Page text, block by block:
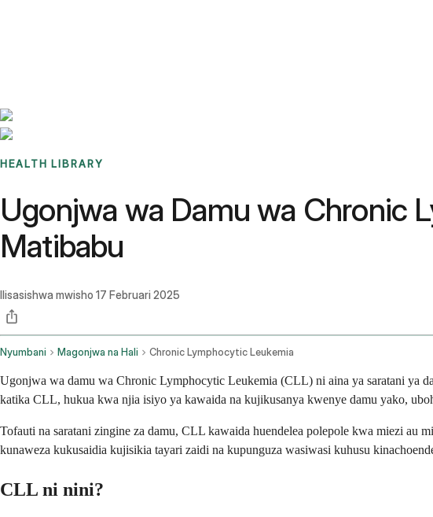
HEALTH LIBRARY
Ugonjwa wa Damu wa Chronic
Matibabu
Ilisasishwa mwisho 17 Februari 2025
Nyumbani Magonjwa na Hali Chronic Lymphocytic Leukemia
Ugonjwa wa damu wa Chronic Lymphocytic Leukemia (CLL) ni aina ya saratani ya
katika CLL, hukua kwa njia isiyo ya kawaida na kujikusanya kwenye damu yako,
Tofauti na saratani zingine za damu, CLL kawaida huendelea polepole kwa miezi
kunaweza kukusaidia kujisikia tayari zaidi na kupunguza wasiwasi kuhusu
CLL ni nini?